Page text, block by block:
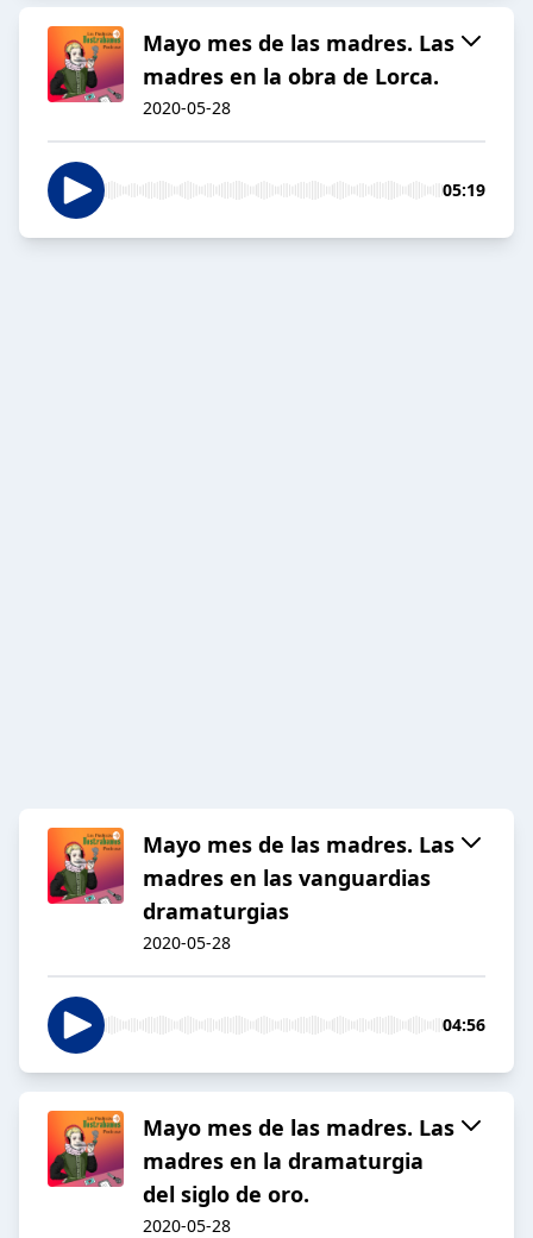
Mayo mes de las madres. Las
madres en la obra de Lorca.
2020-05-28
05:19
Mayo mes de las madres. Las
madres en las vanguardias
dramaturgias
2020-05-28
04:56
Mayo mes de las madres. Las
madres en la dramaturgia
del siglo de oro.
2020-05-28